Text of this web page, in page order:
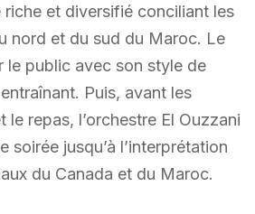
et diversifié conciliant les
nord et du sud du Maroc. Le
le public avec son style de
Puis, avant les
repas, l’orchestre El Ouzzani
soirée jusqu’à l’interprétation
du Canada et du Maroc.